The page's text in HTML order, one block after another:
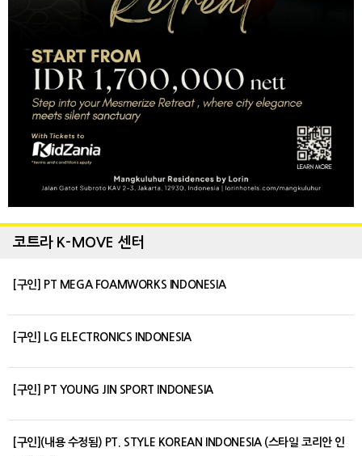
코트라 K-MOVE 센터
[구인] PT MEGA FOAMWORKS INDONESIA
[구인] LG ELECTRONICS INDONESIA
[구인] PT YOUNG JIN SPORT INDONESIA
[구인](내용 수정됨) PT. STYLE KOREAN INDONESIA (스타일 코리안 인